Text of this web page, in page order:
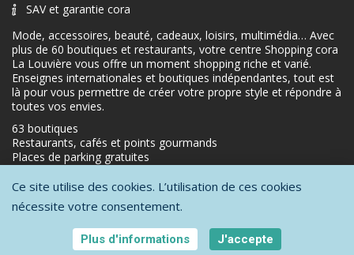
SAV et garantie cora
Mode, accessoires, beauté, cadeaux, loisirs, multimédia… Avec
plus de 60 boutiques et restaurants, votre centre Shopping cora
La Louvière vous offre un moment shopping riche et varié.
Enseignes internationales et boutiques indépendantes, tout est
là pour vous permettre de créer votre propre style et répondre à
toutes vos envies.
63 boutiques
Restaurants, cafés et points gourmands
Places de parking gratuites
Protection de la vie privée-Conditions générales d'utilisation
Copyright © 2026 - All Rights Reserved - A website byOrange Business
Ce site utilise des cookies. L’utilisation de ces cookies
nécessite votre consentement.
Plus d'informations J'accepte